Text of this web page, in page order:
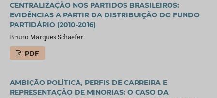
CENTRALIZAÇÃO NOS PARTIDOS BRASILEIROS:
EVIDÊNCIAS A PARTIR DA DISTRIBUIÇÃO DO FUNDO
PARTIDÁRIO (2010-2016)
Bruno Marques Schaefer
PDF
AMBIÇÃO POLÍTICA, PERFIS DE CARREIRA E
REPRESENTAÇÃO DE MINORIAS: O CASO DA